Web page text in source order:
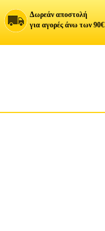
Δωρεάν αποστολή
για αγορές άνω των 90€